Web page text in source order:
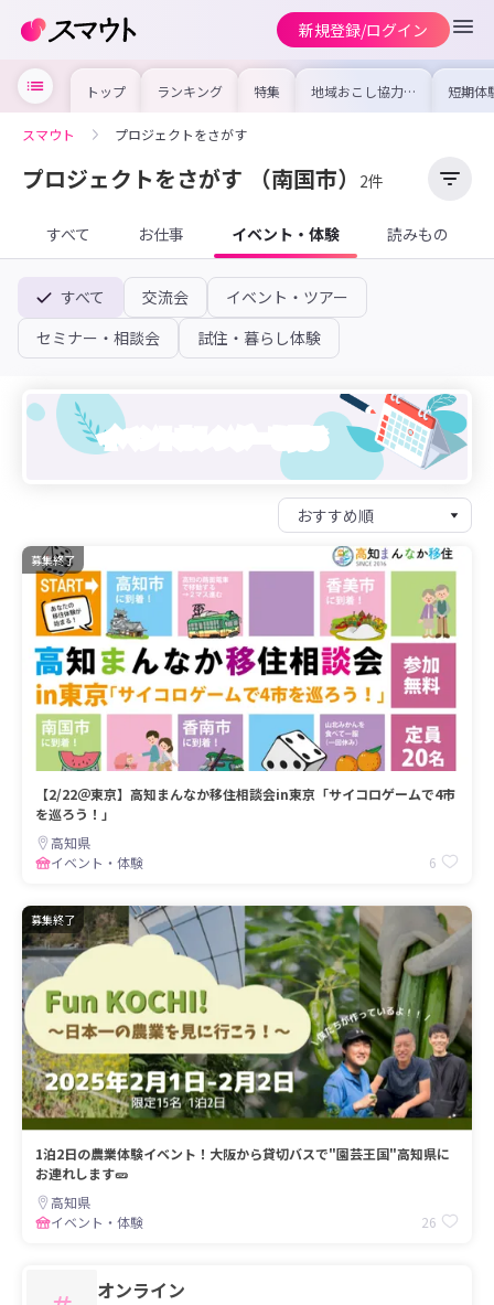
新規登録/ログイン
トップ ランキング 特集 地域おこし協力隊
の求人やイベント
を集めました！仕
けよう
短期体
り〜数
域を知
スマウト プロジェクトをさがす
プロジェクトをさがす （南国市） 2件
すべて お仕事 イベント・体験 読みもの
すべて 交流会
イベント・ツアー
セミナー・相談会
試住・暮らし体験
イベントカレンダーを見る
募集終了
【2/22＠東京】高知まんなか移住相談会in東京「サイコロゲームで4市
を巡ろう！」
高知県
イベント・体験
6
募集終了
1泊2日の農業体験イベント！大阪から貸切バスで"園芸王国"高知県に
お連れします🥒
高知県
イベント・体験
26
オンライン